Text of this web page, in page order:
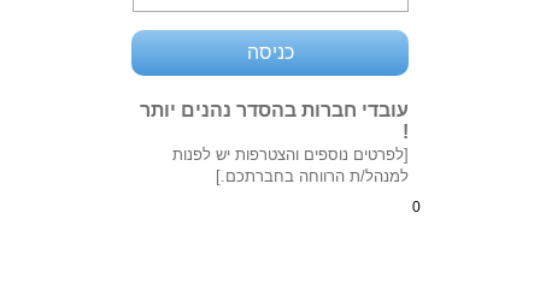
עובדי חברות בהסדר נהנים יותר
!
[לפרטים נוספים והצטרפות יש לפנות
למנהל/ת הרווחה בחברתכם.]
0